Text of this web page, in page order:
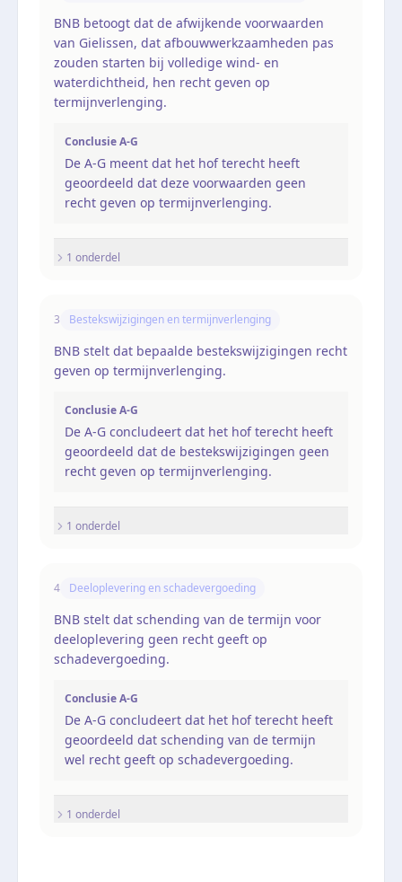
BNB betoogt dat de afwijkende voorwaarden
van Gielissen, dat afbouwwerkzaamheden pas
zouden starten bij volledige wind- en
waterdichtheid, hen recht geven op
termijnverlenging.
Conclusie A-G
De A-G meent dat het hof terecht heeft
geoordeeld dat deze voorwaarden geen
recht geven op termijnverlenging.
1 onderdel
3 Bestekswijzigingen en termijnverlenging
BNB stelt dat bepaalde bestekswijzigingen recht
geven op termijnverlenging.
Conclusie A-G
De A-G concludeert dat het hof terecht heeft
geoordeeld dat de bestekswijzigingen geen
recht geven op termijnverlenging.
1 onderdel
4 Deeloplevering en schadevergoeding
BNB stelt dat schending van de termijn voor
deeloplevering geen recht geeft op
schadevergoeding.
Conclusie A-G
De A-G concludeert dat het hof terecht heeft
geoordeeld dat schending van de termijn
wel recht geeft op schadevergoeding.
1 onderdel